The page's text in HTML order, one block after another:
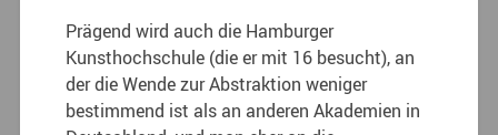
Prägend wird auch die Hamburger
Kunsthochschule (die er mit 16 besucht), an
der die Wende zur Abstraktion weniger
bestimmend ist als an anderen Akademien in